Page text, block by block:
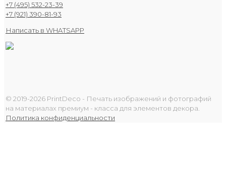
+7 (495) 532-23-39
+7 (921) 390-81-93
Написать в WHATSAPP
© 2019-2026 PrintDeco - Печать изображений и фотографий
на материалах премиум - класса для элементов декора.
Политика конфиденциальности